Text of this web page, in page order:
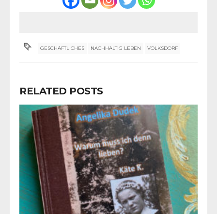
GESCHÄFTLICHES NACHHALTIG LEBEN VOLKSDORF
RELATED POSTS